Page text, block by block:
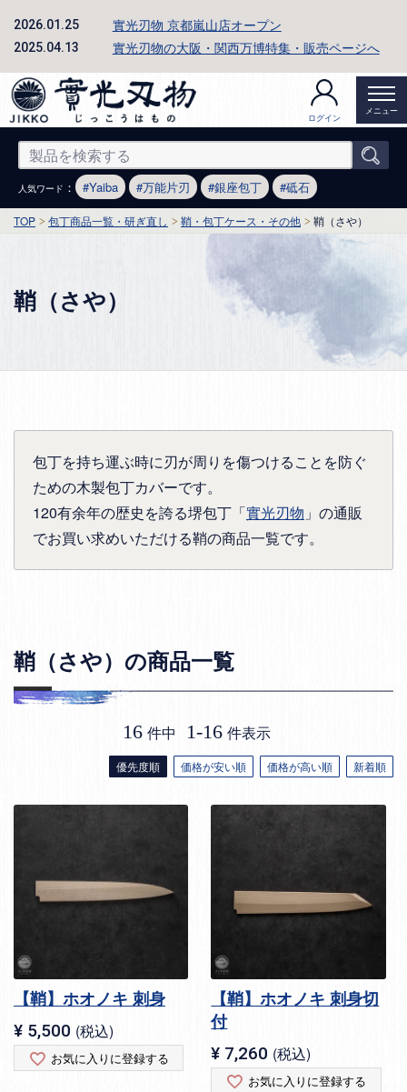
2026.01.25 實光刃物 京都嵐山店オープン
2025.04.13 實光刃物の大阪・関西万博特集・販売ページへ
ログイン
メニュー
人気ワード ： Yaiba 万能片刃 銀座包丁 砥石
TOP 包丁商品一覧・研ぎ直し 鞘・包丁ケース・その他 鞘（さや）
鞘（さや）
包丁を持ち運ぶ時に刃が周りを傷つけることを防ぐ
ための木製包丁カバーです。
120有余年の歴史を誇る堺包丁「實光刃物 」の通販
でお買い求めいただける鞘の商品一覧です。
鞘（さや）の商品一覧
優先度順 価格が安い順 価格が高い順 新着順
16 件中 1-16 件表示
【鞘】ホオノキ 刺身
¥ 5,500 税込
お気に入りに登録する
【鞘】ホオノキ 刺身切
付
¥ 7,260 税込
お気に入りに登録する